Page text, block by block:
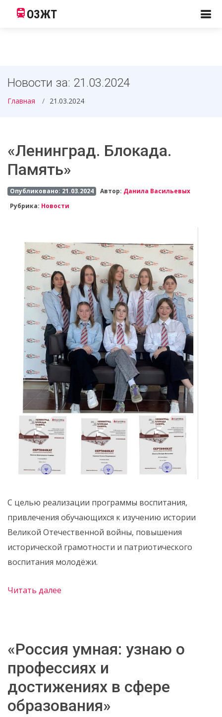
ОЗЖТ
Новости за: 21.03.2024
Главная 21.03.2024
«Ленинград. Блокада.
Память»
Опубликовано: 21.03.2024 Автор: Данила Васильевых
Рубрика: Новости
С целью реализации программы воспитания,
привлечения обучающихся к изучению истории
Великой Отечественной войны, повышения
исторической грамотности и патриотического
воспитания молодёжи.
Читать далее
«Россия умная: узнаю о
профессиях и
достижениях в сфере
образования»